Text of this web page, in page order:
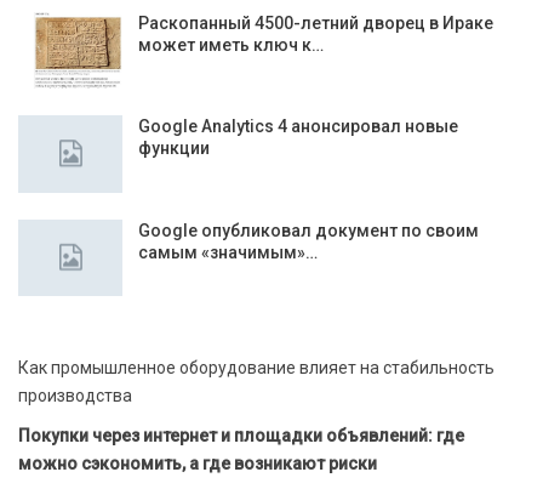
Раскопанный 4500-летний дворец в Ираке
может иметь ключ к…
Google Analytics 4 анонсировал новые
функции
Google опубликовал документ по своим
самым «значимым»…
Как промышленное оборудование влияет на стабильность
производства
Покупки через интернет и площадки объявлений: где
можно сэкономить, а где возникают риски